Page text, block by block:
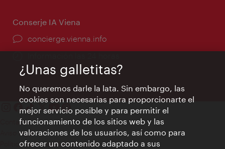
Conserje IA Viena
concierge.vienna.info
Contacto
Aviso legal
Política de privacidad de datos
¿Unas galletitas?
No queremos darle la lata. Sin embargo, las
cookies son necesarias para proporcionarte el
mejor servicio posible y para permitir el
funcionamiento de los sitios web y las
valoraciones de los usuarios, así como para
ofrecer un contenido adaptado a sus